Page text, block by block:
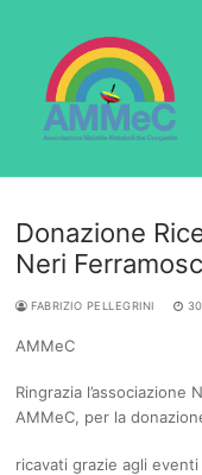
contenuto
Donazione
Neri
FABRIZIO PELLEGRINI
AMMeC
Ringrazia l’associazione
AMMeC, per la
ricavati grazie agli eventi